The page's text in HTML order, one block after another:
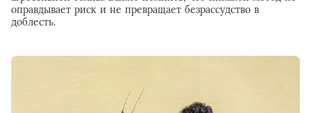
оправдывает риск и не превращает безрассудство в
доблесть.